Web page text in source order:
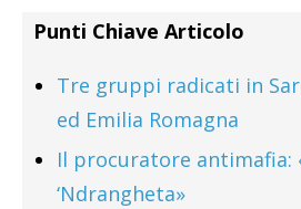
Punti Chiave Articolo
Tre gruppi radicati in
ed Emilia Romagna
Il procuratore antimafia:
‘Ndrangheta»